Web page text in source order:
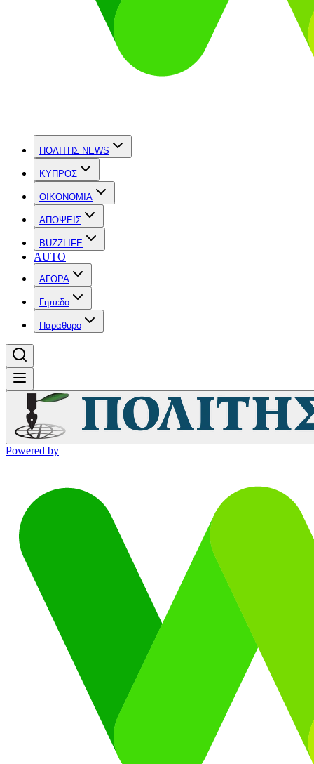
ΠΟΛΙΤΗΣ NEWS
ΚΥΠΡΟΣ
OIKONOMIA
ΑΠΟΨΕΙΣ
BUZZLIFE
AUTO
ΑΓΟΡΑ
Γηπεδο
Παραθυρο
Powered by